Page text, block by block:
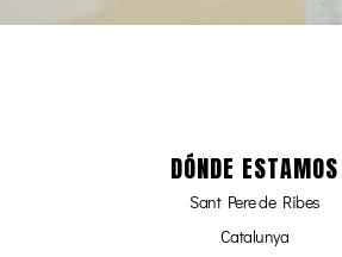
DÓNDE ESTAMOS
Sant Pere de Ribes
Catalunya